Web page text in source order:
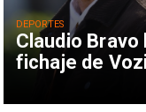
Claudio
fichaje de
DEPORTES